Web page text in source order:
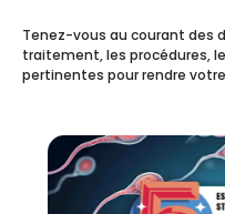
Tenez-vous au courant des
traitement, les procédures,
pertinentes pour rendre